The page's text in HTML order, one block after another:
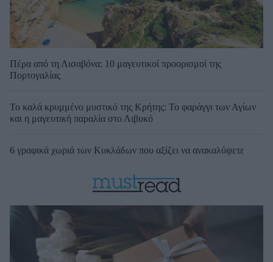
Πέρα από τη Λισαβόνα: 10 μαγευτικοί προορισμοί της
Πορτογαλίας
Το καλά κρυμμένο μυστικό της Κρήτης: Το φαράγγι των Αγίων
και η μαγευτική παραλία στο Λιβυκό
6 γραφικά χωριά των Κυκλάδων που αξίζει να ανακαλύψετε